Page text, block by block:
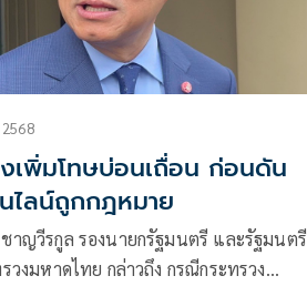
เพิ่มโทษบ่อนเถื่อน ก่อนดัน
ลน์ถูกกฎหมาย
าญวีรกูล รองนายกรัฐมนตรี และรัฐมนตรี
วงมหาดไทย กล่าวถึง กรณีกระทรวง